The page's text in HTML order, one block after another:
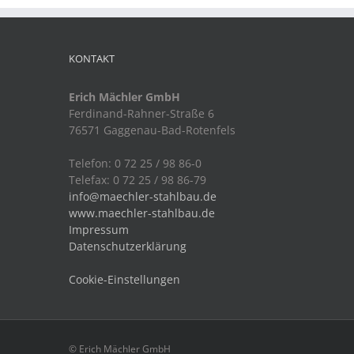
KONTAKT
Erich Mächler GmbH
Ferdinand-Rahner-Straße 6
76571 Gaggenau-Bad-Rotenfels
Telefon: 0 72 25 / 98 86-0
Telefax: 0 72 25 / 98 86-79
info@maechler-stahlbau.de
www.maechler-stahlbau.de
Impressum
Datenschutzerklärung
Cookie-Einstellungen
© Erich Mächler GmbH